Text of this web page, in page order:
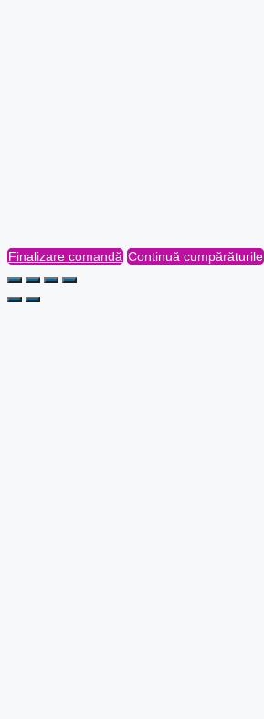
Finalizare comandă Continuă cumpărăturile